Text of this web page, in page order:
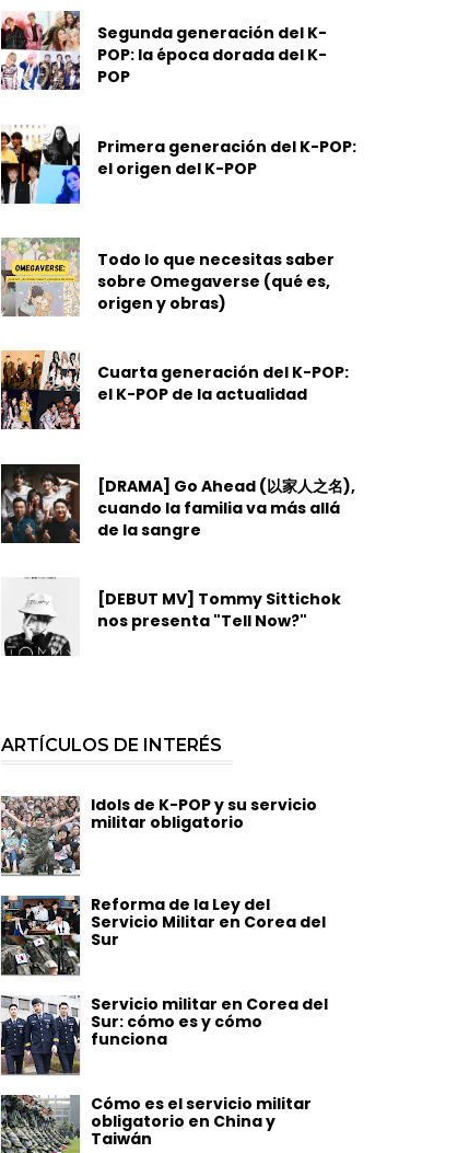
Segunda generación del K-
POP: la época dorada del K-
POP
Primera generación del K-POP:
el origen del K-POP
Todo lo que necesitas saber
sobre Omegaverse (qué es,
origen y obras)
Cuarta generación del K-POP:
el K-POP de la actualidad
[DRAMA] Go Ahead (以家人之名),
cuando la familia va más allá
de la sangre
[DEBUT MV] Tommy Sittichok
nos presenta "Tell Now?"
ARTÍCULOS DE INTERÉS
Idols de K-POP y su servicio
militar obligatorio
Reforma de la Ley del
Servicio Militar en Corea del
Sur
Servicio militar en Corea del
Sur: cómo es y cómo
funciona
Cómo es el servicio militar
obligatorio en China y
Taiwán